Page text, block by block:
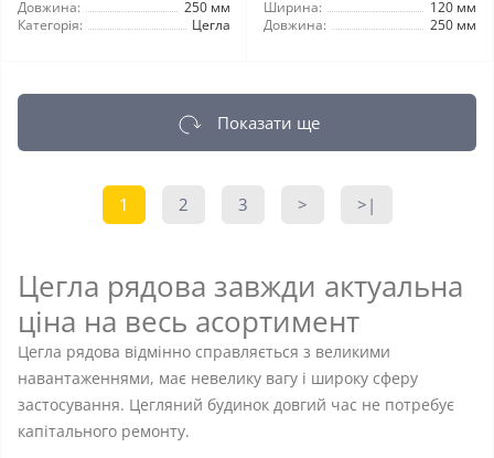
Довжина:
250 мм
Категорія:
Цегла
Ширина:
120 мм
Довжина:
250 мм
Показати ще
1 2 3 > >|
Цегла рядова завжди актуальна
ціна на весь асортимент
Цегла рядова відмінно справляється з великими
навантаженнями, має невелику вагу і широку сферу
застосування. Цегляний будинок довгий час не потребує
капітального ремонту.